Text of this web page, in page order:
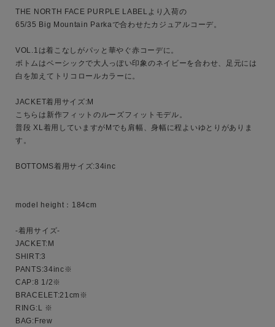
キーワード
性別
MENS
カテゴリ
サイズ
ブランド
THE NORTH FACE PURPLE LABELより入荷の
65/35 Big Mountain Parkaで合わせたカジュアルコーデ。
VOL.1は着こなしがパッと華やぐ赤コーデに。
ボトムはベーシックで大人っぽい印象のネイビーを合わせ、足元には
白を加えてトリコロールカラーに。
JACKET着用サイズ:M
こちらは新作フィットのルーズフィットモデル。
普段 XL着用していますがMでも肩幅、身幅に程よいゆとりがありま
す。
BOTTOMS着用サイズ:34inc
model height：184cm
-着用サイズ-
JACKET:M
SHIRT:3
PANTS:34inc※
CAP:8 1/2※
BRACELET:21cm※
RING:L ※
BAG:Frew